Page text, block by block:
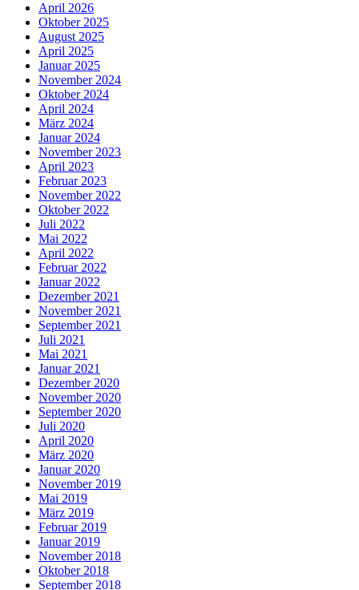
April 2026
Oktober 2025
August 2025
April 2025
Januar 2025
November 2024
Oktober 2024
April 2024
März 2024
Januar 2024
November 2023
April 2023
Februar 2023
November 2022
Oktober 2022
Juli 2022
Mai 2022
April 2022
Februar 2022
Januar 2022
Dezember 2021
November 2021
September 2021
Juli 2021
Mai 2021
Januar 2021
Dezember 2020
November 2020
September 2020
Juli 2020
April 2020
März 2020
Januar 2020
November 2019
Mai 2019
März 2019
Februar 2019
Januar 2019
November 2018
Oktober 2018
September 2018